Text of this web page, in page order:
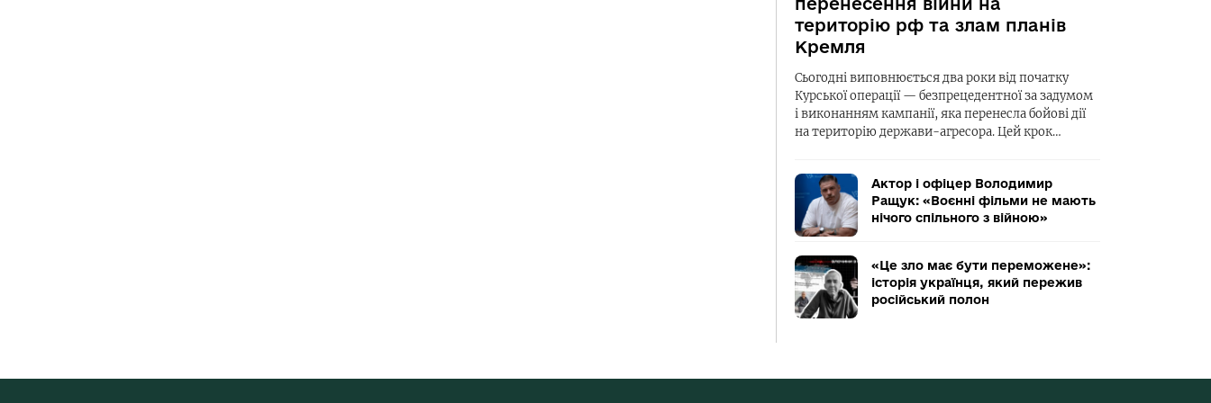
територію рф та злам планів
Кремля
Сьогодні виповнюється два роки від початку
Курської операції — безпрецедентної за задумом
і виконанням кампанії, яка перенесла бойові дії
на територію держави-агресора. Цей крок…
Актор і офіцер Володимир
Ращук: «Воєнні фільми не мають
нічого спільного з війною»
«Це зло має бути переможене»:
історія українця, який пережив
російський полон